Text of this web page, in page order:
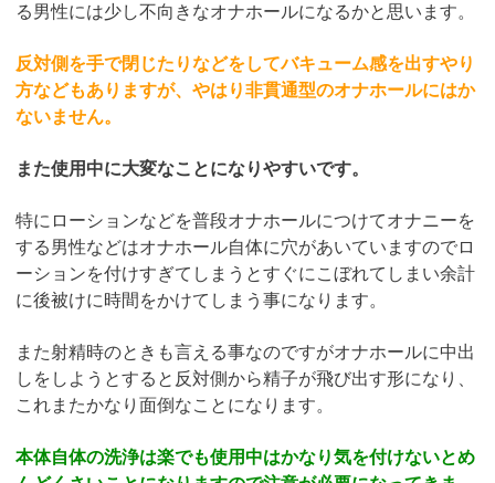
る男性には少し不向きなオナホールになるかと思います。
反対側を手で閉じたりなどをしてバキューム感を出すやり
方などもありますが、やはり非貫通型のオナホールにはか
ないません。
また使用中に大変なことになりやすいです。
特にローションなどを普段オナホールにつけてオナニーを
する男性などはオナホール自体に穴があいていますのでロ
ーションを付けすぎてしまうとすぐにこぼれてしまい余計
に後被けに時間をかけてしまう事になります。
また射精時のときも言える事なのですがオナホールに中出
しをしようとすると反対側から精子が飛び出す形になり、
これまたかなり面倒なことになります。
本体自体の洗浄は楽でも使用中はかなり気を付けないとめ